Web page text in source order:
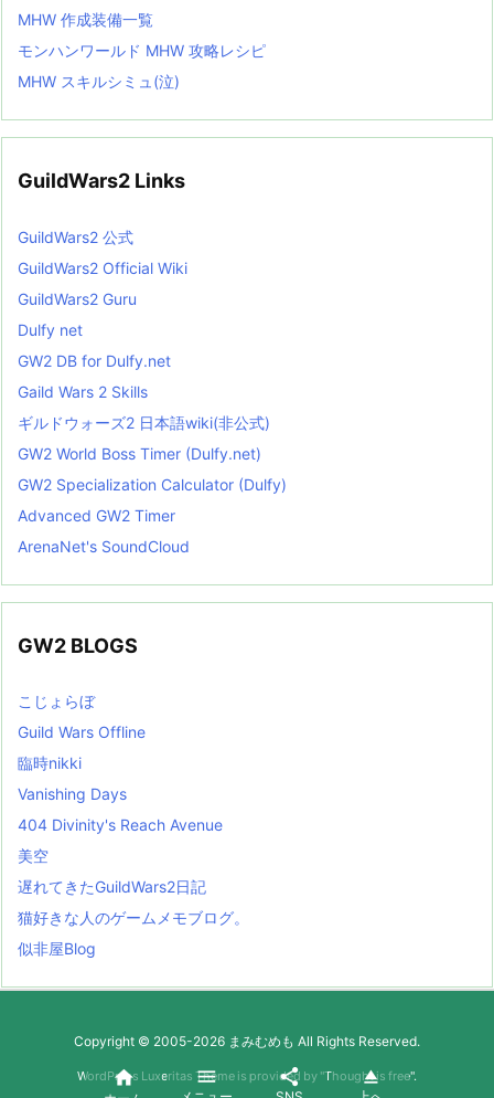
MHW 作成装備一覧
モンハンワールド MHW 攻略レシピ
MHW スキルシミュ(泣)
GuildWars2 Links
GuildWars2 公式
GuildWars2 Official Wiki
GuildWars2 Guru
Dulfy net
GW2 DB for Dulfy.net
Gaild Wars 2 Skills
ギルドウォーズ2 日本語wiki(非公式)
GW2 World Boss Timer (Dulfy.net)
GW2 Specialization Calculator (Dulfy)
Advanced GW2 Timer
ArenaNet's SoundCloud
GW2 BLOGS
こじょらぼ
Guild Wars Offline
臨時nikki
Vanishing Days
404 Divinity's Reach Avenue
美空
遅れてきたGuildWars2日記
猫好きな人のゲームメモブログ。
似非屋Blog
Copyright © 2005-2026 まみむめも All Rights Reserved.
WordPress Luxeritas Theme is provided by "Thought is free".
   